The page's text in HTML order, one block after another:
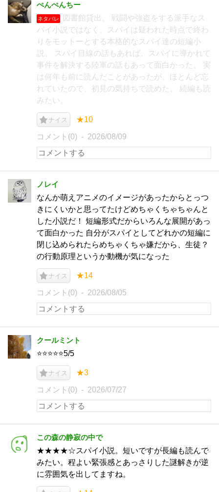
ぺんぺんちー
ネタバレ
図書館貸出。 戦闘や強盗をする派手なス
パイ小説ではなく、スパイは疑われた時点で終わ
りをモットーとする本格的なスパイ達の短編小
説。 スパイ目線の話もあれば、スパイに導かれて
事件を解決する陸軍の話もあって面白かった。 実
は何年も前に読んだことがあったが、ほとんど忘
れていたので、初見の気持ちで読めた。 続編も読
みたい。
ナイス ★10
コメント(0) 2026/08/09
ノレイ
なんか萌えアニメのイメージがあったからとっつ
きにくいかと思ってたけどめちゃくちゃちゃんと
した小説だ！ 短編形式だからいろんな展開があっ
て面白かった 自分がスパイとしてどれかの短編に
閉じ込められたらめちゃくちゃ嫌だから、生徒？
の行動原理というか動機が気になった
ナイス ★14
コメント(0) 2026/08/05
クールミント
⭐️⭐️⭐️⭐️⭐️5/5
ナイス ★3
コメント(0) 2026/07/27
この森の静寂の中で
★★★★☆スパイ小説。短いですが長編も読んで
みたい。程よい緊張感とあっさりした謎解きが逆
に雰囲気を出してますね。